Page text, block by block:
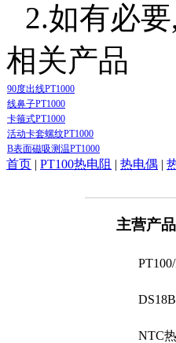
2.如有必
相关产品
90度出线PT1000
线鼻子PT1000
卡箍式PT1000
活动卡套螺纹PT1000
B表面磁吸测温PT1000
首页 | PT100热电阻 | 热电偶 |
主营产品
NTC